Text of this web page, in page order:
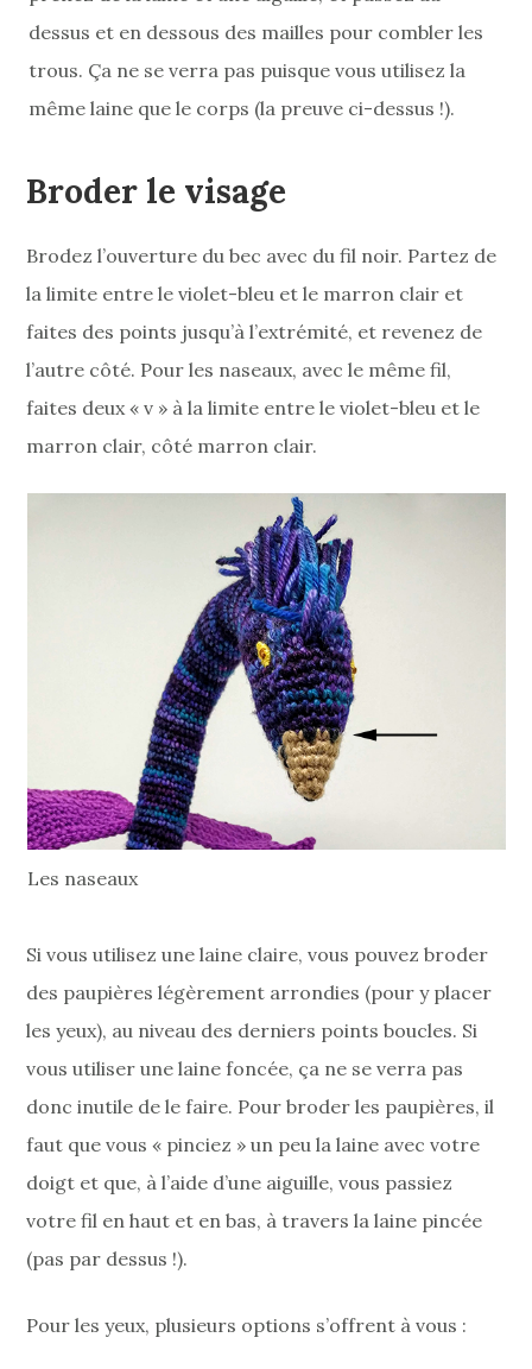
dessus et en dessous des mailles pour combler les
trous. Ça ne se verra pas puisque vous utilisez la
même laine que le corps (la preuve ci-dessus !).
Broder le visage
Brodez l’ouverture du bec avec du fil noir. Partez de
la limite entre le violet-bleu et le marron clair et
faites des points jusqu’à l’extrémité, et revenez de
l’autre côté. Pour les naseaux, avec le même fil,
faites deux « v » à la limite entre le violet-bleu et le
marron clair, côté marron clair.
Les naseaux
Si vous utilisez une laine claire, vous pouvez broder
des paupières légèrement arrondies (pour y placer
les yeux), au niveau des derniers points boucles. Si
vous utiliser une laine foncée, ça ne se verra pas
donc inutile de le faire. Pour broder les paupières, il
faut que vous « pinciez » un peu la laine avec votre
doigt et que, à l’aide d’une aiguille, vous passiez
votre fil en haut et en bas, à travers la laine pincée
(pas par dessus !).
Pour les yeux, plusieurs options s’offrent à vous :